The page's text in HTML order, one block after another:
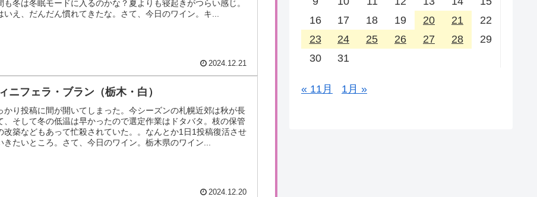
も冬は冬眠モードに入るのかな？夏よりも寝起きがつらい感じ。
いえ、だんだん慣れてきたな。さて、今日のワイン。キ...
2024.12.21
ニフェラ・ブラン（栃木・白）
かり投稿に間が開いてしまった。今シーズンの札幌近郊は秋が長
、そして冬の低温は早かったので選定作業はドタバタ。枝の保管
改築などもあって忙殺されていた。。なんとか1日1投稿復活させ
きたいところ。さて、今日のワイン。栃木県のワイン...
2024.12.20
16
17 18 19 20 21
22
23
24 25 26 27 28
29
30
31
« 11月 1月 »